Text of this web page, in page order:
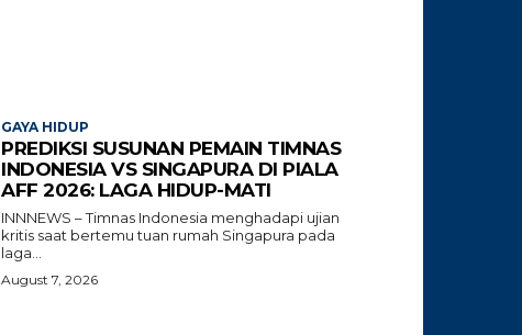
GAYA HIDUP
PREDIKSI SUSUNAN PEMAIN TIMNAS
INDONESIA VS SINGAPURA DI PIALA
AFF 2026: LAGA HIDUP-MATI
INNNEWS – Timnas Indonesia menghadapi ujian
kritis saat bertemu tuan rumah Singapura pada
laga...
August 7, 2026